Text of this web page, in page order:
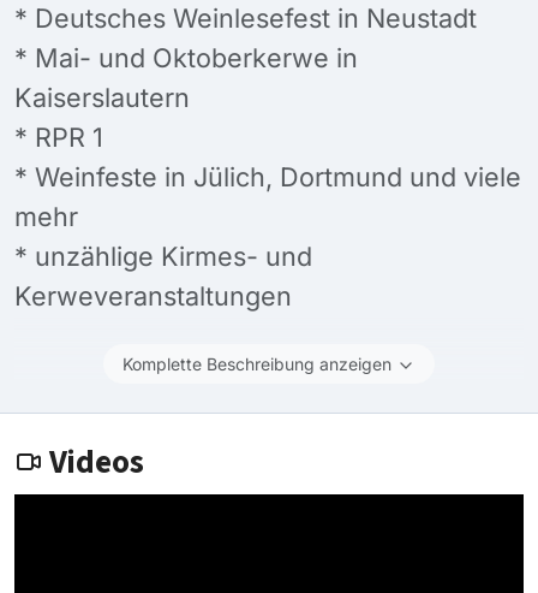
* Deutsches Weinlesefest in Neustadt
* Mai- und Oktoberkerwe in
Kaiserslautern
* RPR 1
* Weinfeste in Jülich, Dortmund und viele
mehr
* unzählige Kirmes- und
Kerweveranstaltungen
Komplette Beschreibung anzeigen
Videos